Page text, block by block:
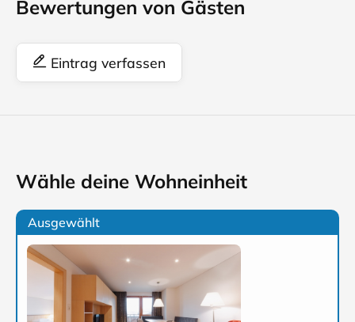
Bewertungen von Gästen
Eintrag verfassen
Wähle deine Wohneinheit
Ausgewählt